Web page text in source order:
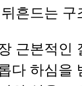
흔드는
근본적인
다 하심을